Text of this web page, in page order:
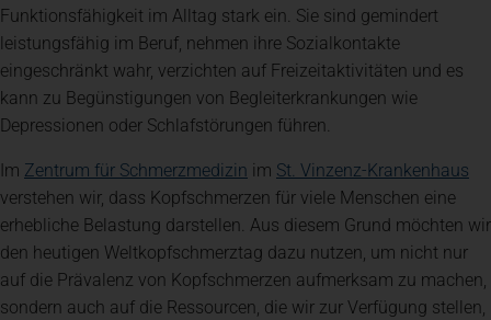
Funktionsfähigkeit im Alltag stark ein. Sie sind gemindert
leistungsfähig im Beruf, nehmen ihre Sozialkontakte
eingeschränkt wahr, verzichten auf Freizeitaktivitäten und es
kann zu Begünstigungen von Begleiterkrankungen wie
Depressionen oder Schlafstörungen führen.
Im Zentrum für Schmerzmedizin (öffnet in einem neuen Tab)
im St. Vinzenz-Krankenhaus
verstehen wir, dass Kopfschmerzen für viele Menschen eine
erhebliche Belastung darstellen. Aus diesem Grund möchten wir
den heutigen Weltkopfschmerztag dazu nutzen, um nicht nur
auf die Prävalenz von Kopfschmerzen aufmerksam zu machen,
sondern auch auf die Ressourcen, die wir zur Verfügung stellen,